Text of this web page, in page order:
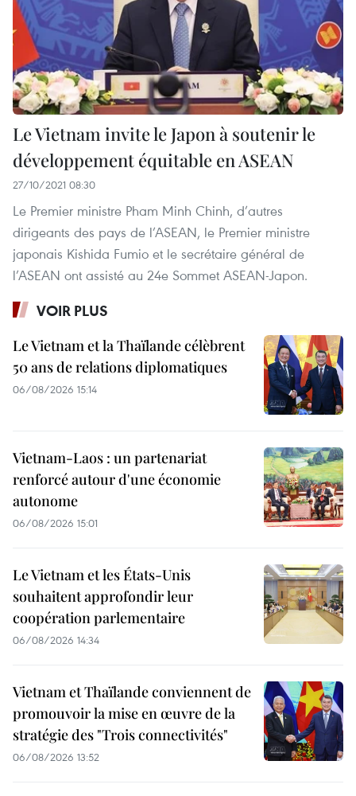
Le Vietnam invite le Japon à soutenir le
développement équitable en ASEAN
27/10/2021 08:30
Le Premier ministre Pham Minh Chinh, d’autres
dirigeants des pays de l’ASEAN, le Premier ministre
japonais Kishida Fumio et le secrétaire général de
l’ASEAN ont assisté au 24e Sommet ASEAN-Japon.
VOIR PLUS
Le Vietnam et la Thaïlande célèbrent
50 ans de relations diplomatiques
06/08/2026 15:14
Vietnam-Laos : un partenariat
renforcé autour d'une économie
autonome
06/08/2026 15:01
Le Vietnam et les États-Unis
souhaitent approfondir leur
coopération parlementaire
06/08/2026 14:34
Vietnam et Thaïlande conviennent de
promouvoir la mise en œuvre de la
stratégie des "Trois connectivités"
06/08/2026 13:52